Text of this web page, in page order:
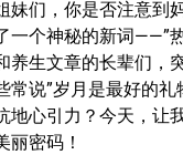
妹们，你是否注意到
一个神秘的新词——”
养生文章的长辈们，
常说”岁月是最好的礼
地心引力？今天，让
丽密码！